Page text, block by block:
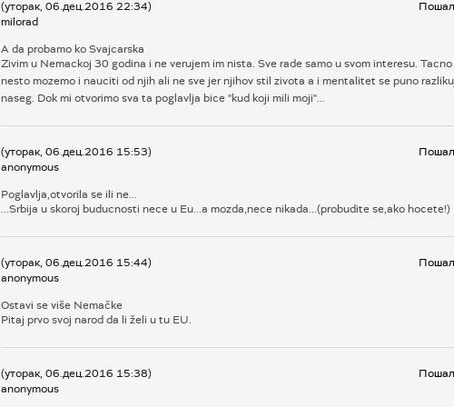
(уторак, 06.дец.2016 22:34)
milorad
A da probamo ko Svajcarska
Zivim u Nemackoj 30 godina i ne verujem im nista. Sve rade samo u svom interesu.
nesto mozemo i nauciti od njih ali ne sve jer njihov stil zivota a i mentalitet se puno
naseg. Dok mi otvorimo sva ta poglavlja bice "kud koji mili moji"...
(уторак, 06.дец.2016 15:53)
anonymous
Poglavlja,otvorila se ili ne...
...Srbija u skoroj buducnosti nece u Eu...a mozda,nece nikada...(probudite se,ako hocete!)
(уторак, 06.дец.2016 15:44)
anonymous
Ostavi se više Nemačke
Pitaj prvo svoj narod da li želi u tu EU.
(уторак, 06.дец.2016 15:38)
anonymous